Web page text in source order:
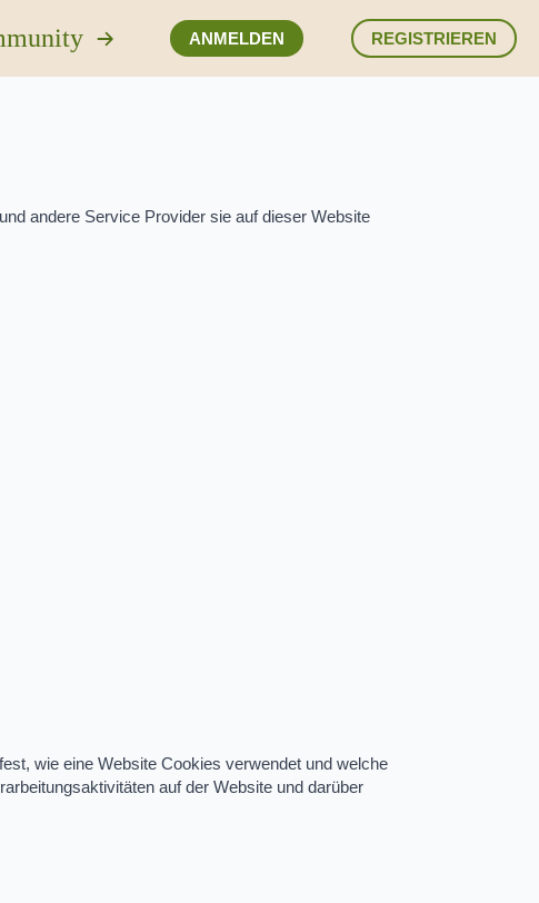
ANMELDEN REGISTRIEREN
andere Service Provider sie auf dieser Website
wie eine Website Cookies verwendet und welche
auf der Website und darüber